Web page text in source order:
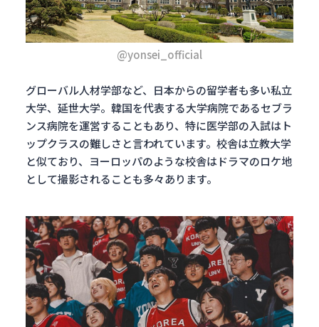
@yonsei_official
グローバル人材学部など、日本からの留学者も多い私立
大学、延世大学。韓国を代表する大学病院であるセブラ
ンス病院を運営することもあり、特に医学部の入試はト
ップクラスの難しさと言われています。校舎は立教大学
と似ており、ヨーロッパのような校舎はドラマのロケ地
として撮影されることも多々あります。